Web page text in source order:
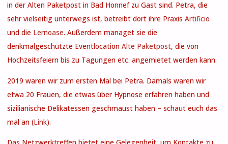
in der Alten Paketpost in Bad Honnef zu Gast sind. Petra, die
sehr vielseitig unterwegs ist, betreibt dort ihre Praxis Artificio
und die Lernoase. Außerdem managet sie die
denkmalgeschützte Eventlocation Alte Paketpost, die von
Hochzeitsfeiern bis zu Tagungen etc. angemietet werden kann.
2019 waren wir zum ersten Mal bei Petra. Damals waren wir
etwa 20 Frauen, die etwas über Hypnose erfahren haben und
sizilianische Delikatessen geschmaust haben – schaut euch das
mal an (Link).